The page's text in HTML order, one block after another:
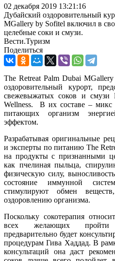
02 декабря 2019 13:21:16
Дубайский оздоровительный
MGallery by Sofitel включил в
целебные соки и смузи.
Вести.Туризм
Поделиться
The Retreat Palm Dubai MGallery
оздоровительный курорт,
свежевыжатых соков и смузи
Wellness.
В их составе – микс
питающих организм
эффектом.
Разрабатывая оригинальные
и эксперты по питанию The
на продукты с признанными
как пчелиная пыльца,
физическую силу,
состояние иммунной
стимулируют обмен
оздоровлению организма.
Поскольку сокотерапия
всех желающих пройти
предварительно будет
процедурам Гива Хаддад. В
консультаций она даст